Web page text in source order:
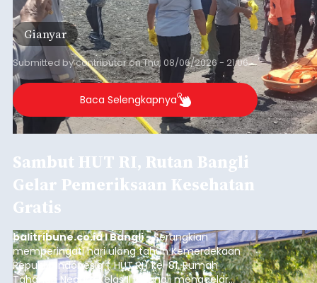
istrinya.
Gianyar
Submitted bycontributoronThu, 08/06/2026 - 21:06
Baca Selengkapnya
Sambut HUT RI, Rutan Bangli
Gelar Pemeriksaan Kesehatan
Gratis
balitribune.co.id I Bangli -Serangkian
memperingati hari ulang tahun Kemerdekaan
Republik Indonesia ( HUT RI) ke-81, Rumah
Tahanan Negara Kelas II B Bangli menggelar